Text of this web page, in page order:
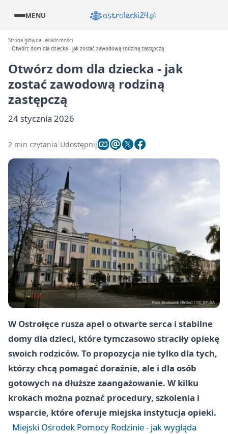
MENU
Strona główna Wiadomości
Otwórz dom dla dziecka - jak zostać zawodową rodziną zastępczą
Otwórz dom dla dziecka - jak
zostać zawodową rodziną
zastępczą
24 stycznia 2026
2 min czytania Udostępnij
W Ostrołęce rusza apel o otwarte serca i stabilne
domy dla dzieci, które tymczasowo straciły opiekę
swoich rodziców. To propozycja nie tylko dla tych,
którzy chcą pomagać doraźnie, ale i dla osób
gotowych na dłuższe zaangażowanie. W kilku
krokach można poznać procedury, szkolenia i
wsparcie, które oferuje miejska instytucja opieki.
Miejski Ośrodek Pomocy Rodzinie - jak wygląda